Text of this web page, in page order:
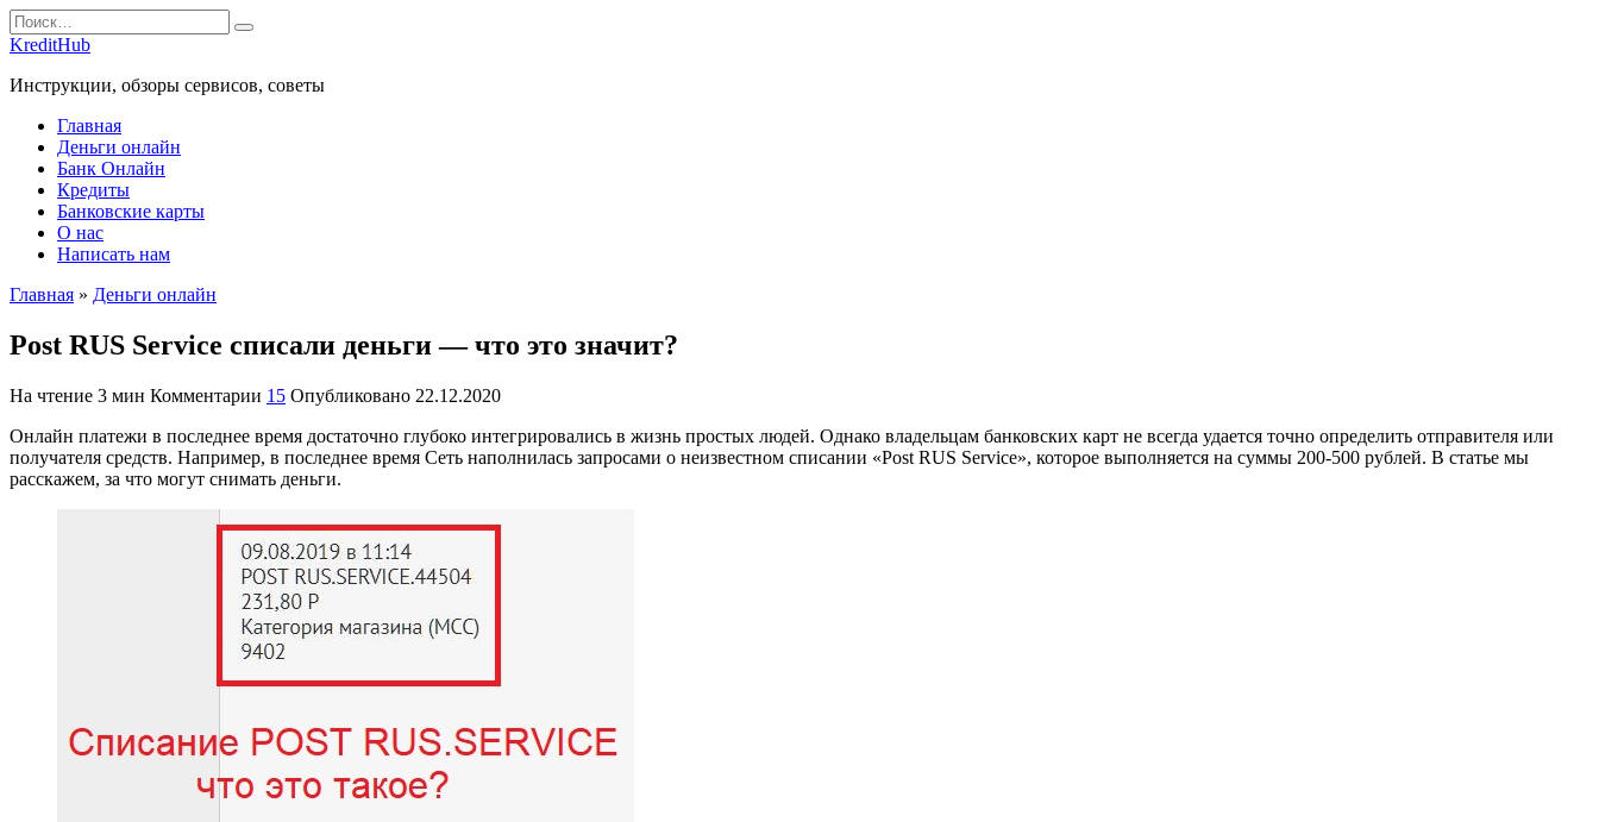
Перейти
к
Search
for:
KreditHub
Инструкции, обзоры сервисов, советы
Главная
Деньги онлайн
Банк Онлайн
Кредиты
Банковские карты
О нас
Написать нам
Главная » Деньги онлайн
Post RUS Service списали деньги — что это значит?
На чтение 3 мин Комментарии 15 Опубликовано 22.12.2020
Онлайн платежи в последнее время достаточно глубоко интегрировались в жизнь простых людей. Однако владельцам банковских карт не всегда удается точно определить отправителя или
получателя средств. Например, в последнее время Сеть наполнилась запросами о неизвестном списании «Post RUS Service», которое выполняется на суммы 200-500 рублей. В статье мы
расскажем, за что могут снимать деньги.